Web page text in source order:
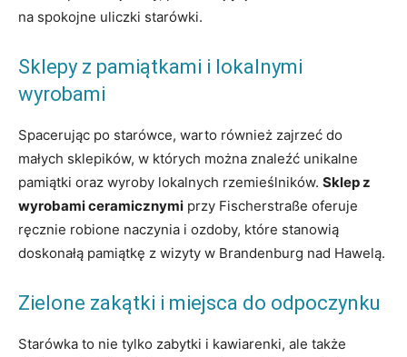
na spokojne uliczki starówki.
Sklepy z pamiątkami i lokalnymi
wyrobami
Spacerując po starówce, warto również zajrzeć do
małych sklepików, w których można znaleźć unikalne
pamiątki oraz wyroby lokalnych rzemieślników. Sklep z
wyrobami ceramicznymi przy Fischerstraße oferuje
ręcznie robione naczynia i ozdoby, które stanowią
doskonałą pamiątkę z wizyty w Brandenburg nad Hawelą.
Zielone zakątki i miejsca do odpoczynku
Starówka to nie tylko zabytki i kawiarenki, ale także